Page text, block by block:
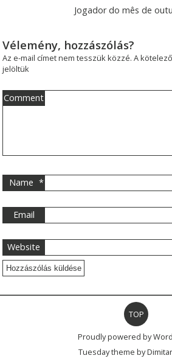
Jogador do mês de
Vélemény, hozzászólás?
Az e-mail címet nem tesszük közzé. A
jelöltük
Comment
Name *
Email
Website
TOP
Proudly powered by
Tuesday theme by